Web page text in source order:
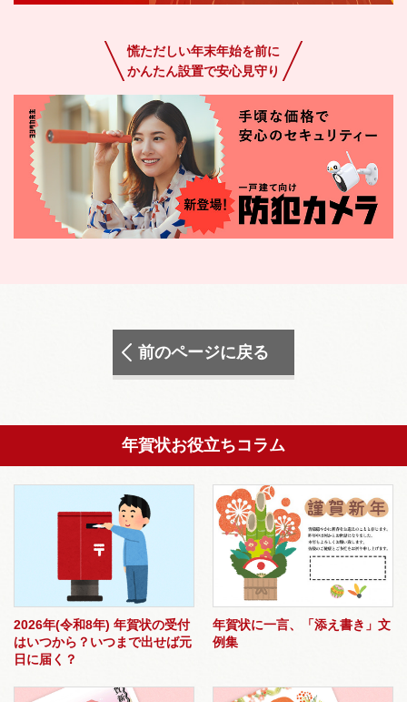
慌ただしい年末年始を前に
かんたん設置で安心見守り
前のページに戻る
年賀状お役立ちコラム
2026年(令和8年) 年賀状の受付
はいつから？いつまで出せば元
日に届く？
年賀状に一言、「添え書き」文
例集